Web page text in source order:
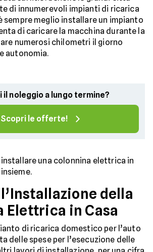
di innumerevoli impianti di ricarica
sempre meglio installare un impianto
di caricare la macchina durante la
numerosi chilometri il giorno
autonomia.
il noleggio a lungo termine?
Scopri le offerte!
una colonnina elettrica in
della
Elettrica in Casa
di ricarica domestico per l’auto
delle spese per l’esecuzione delle